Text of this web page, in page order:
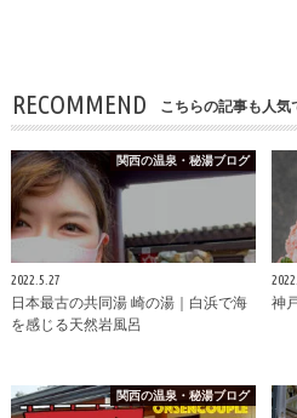
RECOMMEND こちらの記事も人気
関西の温泉・秘湯ブログ
2022.5.27
日本最古の共同湯 崎の湯｜白浜で海
を感じる天然岩風呂
神
関西の温泉・秘湯ブログ